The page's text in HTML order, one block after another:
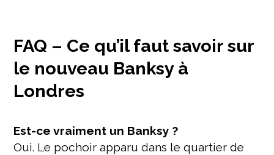
FAQ – Ce qu’il faut savoir sur
le nouveau Banksy à
Londres
Est-ce vraiment un Banksy ?
Oui. Le pochoir apparu dans le quartier de